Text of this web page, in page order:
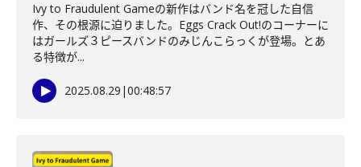
Ivy to Fraudulent Gameの新作はバンド名を冠した自信
作、その根源に迫りました。Eggs Crack Out!のコーナーに
はガールズ３ピースバンドのみじんこらっくが登場。とあ
る特徴が...
2025.08.29 |00:48:57